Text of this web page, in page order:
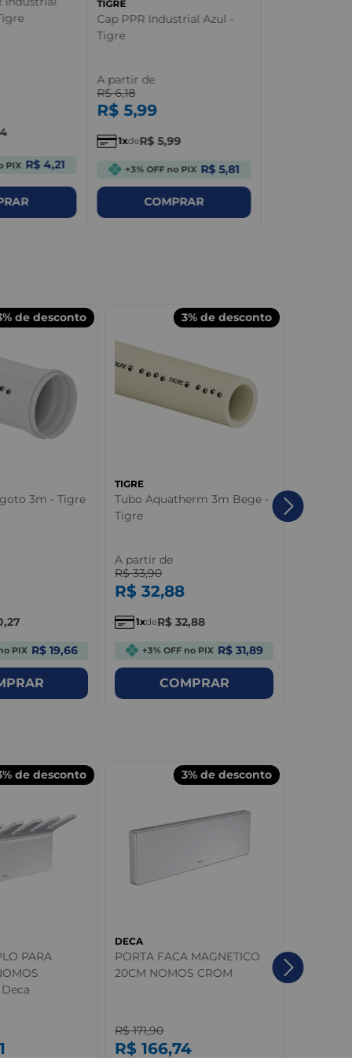
PIX R$ 4,21
TIGRE
Cap PPR Industrial Azul -
Tigre
A partir de
R$ 6,18
R$ 5,99
1 deR$ 5,99
+3% OFF no PIX R$ 5,81
COMPRAR
de desconto
3m - Tigre
,27
PIX R$ 19,66
3% de desconto
TIGRE
Tubo Aquatherm 3m Bege -
Tigre
A partir de
R$ 33,90
R$ 32,88
1 deR$ 32,88
+3% OFF no PIX R$ 31,89
COMPRAR
Rosca
de desconto
PARA
3% de desconto
DECA
PORTA FACA MAGNETICO
20CM NOMOS CROM
R$ 171,90
R$ 166,74
Caixa